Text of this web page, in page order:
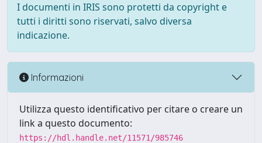
I documenti in IRIS sono protetti da copyright e
tutti i diritti sono riservati, salvo diversa
indicazione.
Informazioni
Utilizza questo identificativo per citare o creare un
link a questo documento:
https://hdl.handle.net/11571/985746